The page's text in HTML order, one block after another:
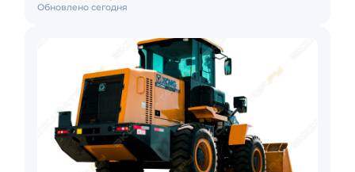
Обновлено сегодня